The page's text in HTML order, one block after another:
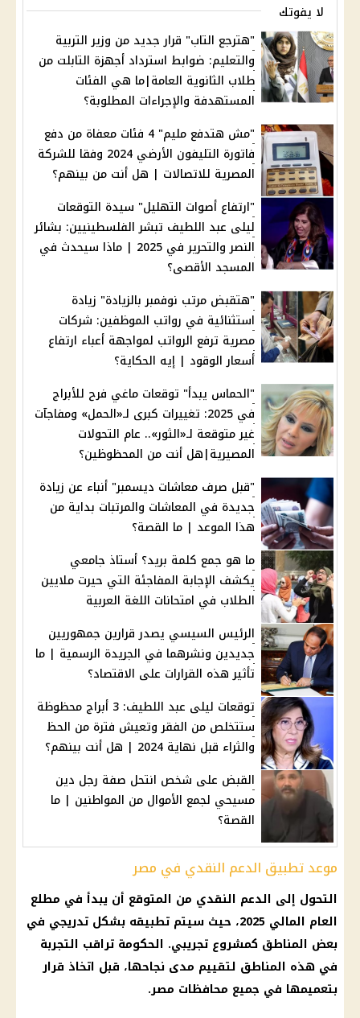
لا يفوتك
"هترجع التاب" قرار جديد من وزير التربية
والتعليم: ضوابط استرداد أجهزة التابلت من
طلاب الثانوية العامة|ما هي الفئات
المستهدفة والإجراءات المطلوبة؟
"مش هتدفع مليم" 4 فئات معفاة من دفع
فاتورة التليفون الأرضي 2024 وفقا للشركة
المصرية للاتصالات | هل أنت من بينهم؟
"ارتفاع أصوات التهليل" سيدة التوقعات
ليلى عبد اللطيف تبشر الفلسطينيين: بشائر
النصر والتحرير في 2025 | ماذا سيحدث في
المسجد الأقصى؟
"هتقبض مرتب نوفمبر بالزيادة" زيادة
استثنائية في رواتب الموظفين: شركات
مصرية ترفع الرواتب لمواجهة أعباء ارتفاع
أسعار الوقود | إيه الحكاية؟
"الحماس يبدأ" توقعات ماغي فرح للأبراج
في 2025: تغييرات كبرى لـ«الحمل» ومفاجآت
غير متوقعة لـ«الثور».. عام التحولات
المصيرية|هل أنت من المحظوظين؟
"قبل صرف معاشات ديسمبر" أنباء عن زيادة
جديدة في المعاشات والمرتبات بداية من
هذا الموعد | ما القصة؟
ما هو جمع كلمة بريد؟ أستاذ جامعي
يكشف الإجابة المفاجئة التي حيرت ملايين
الطلاب في امتحانات اللغة العربية
الرئيس السيسي يصدر قرارين جمهوريين
جديدين ونشرهما في الجريدة الرسمية | ما
تأثير هذه القرارات على الاقتصاد؟
توقعات ليلى عبد اللطيف: 3 أبراج محظوظة
ستتخلص من الفقر وتعيش فترة من الحظ
والثراء قبل نهاية 2024 | هل أنت بينهم؟
القبض على شخص انتحل صفة رجل دين
مسيحي لجمع الأموال من المواطنين | ما
القصة؟
موعد تطبيق الدعم النقدي في مصر
التحول إلى الدعم النقدي من المتوقع أن يبدأ في مطلع
العام المالي 2025، حيث سيتم تطبيقه بشكل تدريجي في
بعض المناطق كمشروع تجريبي. الحكومة تراقب التجربة
في هذه المناطق لتقييم مدى نجاحها، قبل اتخاذ قرار
بتعميمها في جميع محافظات مصر.